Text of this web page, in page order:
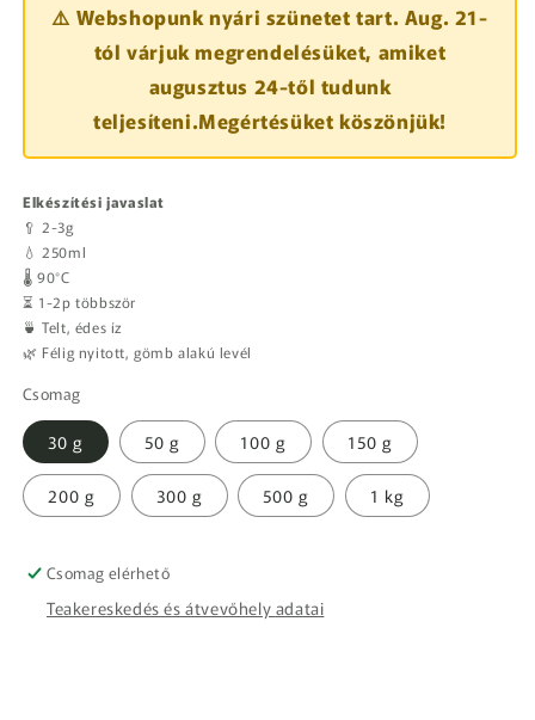
⚠️ Webshopunk nyári szünetet tart. Aug. 21-
tól várjuk megrendelésüket, amiket
augusztus 24-től tudunk
teljesíteni.Megértésüket köszönjük!
Elkészítési javaslat
🥄 2-3g
💧 250ml
🌡️ 90°C
⏳ 1-2p többször
🍵 Telt, édes íz
🌿 Félig nyitott, gömb alakú levél
Csomag
30 g 50 g 100 g 150 g
200 g 300 g 500 g 1 kg
Csomag elérhető
Teakereskedés és átvevőhely adatai